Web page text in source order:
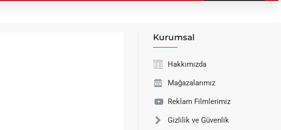
Kurumsal
Hakkımızda
Mağazalarımız
Reklam Filmlerimiz
Gizlilik ve Güvenlik